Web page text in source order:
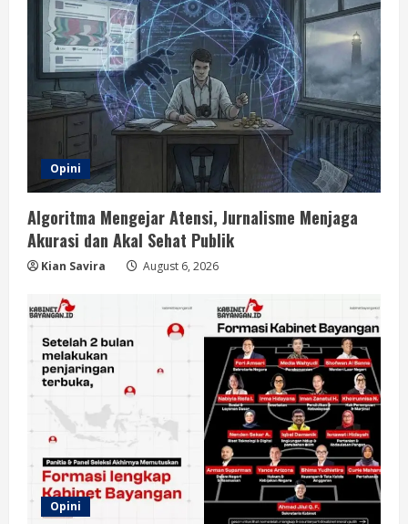
Opini
Algoritma Mengejar Atensi, Jurnalisme Menjaga
Akurasi dan Akal Sehat Publik
Kian Savira August 6, 2026
Opini